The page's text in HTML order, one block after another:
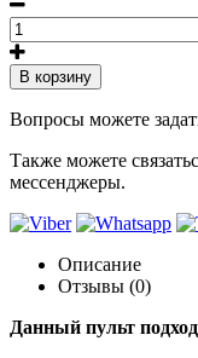
В корзину
Вопросы можете
Также можете
мессенджеры.
Описание
Отзывы (0)
Данный пульт